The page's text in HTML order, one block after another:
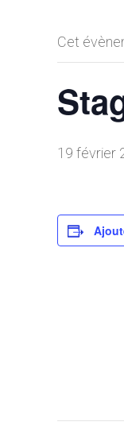
Cet
19 février